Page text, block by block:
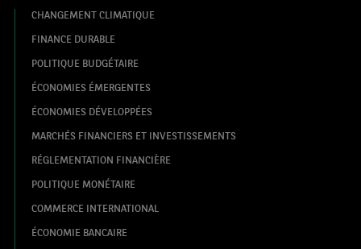
CHANGEMENT CLIMATIQUE
FINANCE DURABLE
POLITIQUE BUDGÉTAIRE
ÉCONOMIES ÉMERGENTES
ÉCONOMIES DÉVELOPPÉES
MARCHÉS FINANCIERS ET INVESTISSEMENTS
RÉGLEMENTATION FINANCIÈRE
POLITIQUE MONÉTAIRE
COMMERCE INTERNATIONAL
ÉCONOMIE BANCAIRE